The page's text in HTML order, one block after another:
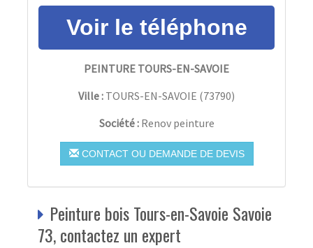
PEINTURE TOURS-EN-SAVOIE
Ville : TOURS-EN-SAVOIE (73790)
Société : Renov peinture
CONTACT OU DEMANDE DE DEVIS
Peinture bois Tours-en-Savoie Savoie
73, contactez un expert